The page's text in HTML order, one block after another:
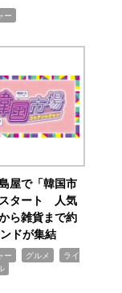
ー
屋で「韓国市
タート 人気
ら雑貨まで約
ドが集結
ー グルメ
ライ